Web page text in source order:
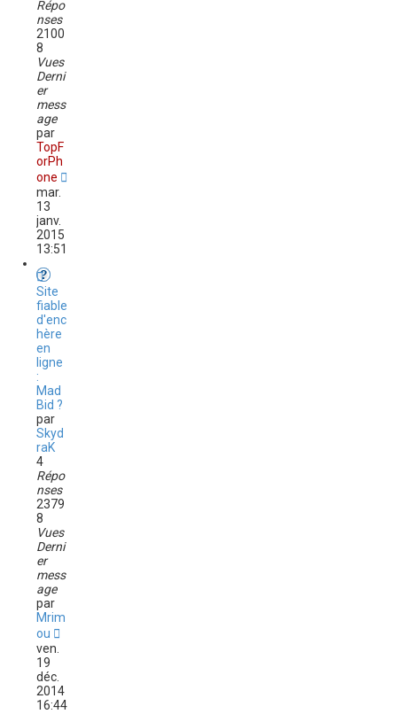
Répo
nses
2100
8
Vues
Derni
er
mess
age
par
TopF
orPh
one
mar.
13
janv.
2015
13:51
Site
fiable
d'enc
hère
en
ligne
:
Mad
Bid ?
par
Skyd
raK
4
Répo
nses
2379
8
Vues
Derni
er
mess
age
par
Mrim
ou
ven.
19
déc.
2014
16:44